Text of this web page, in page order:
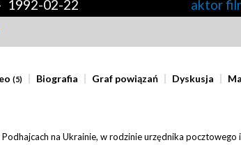
1992-02-22 aktor
(5) Biografia Graf powiązań Dyskusja
na Ukrainie, w rodzinie urzędnika pocztowego